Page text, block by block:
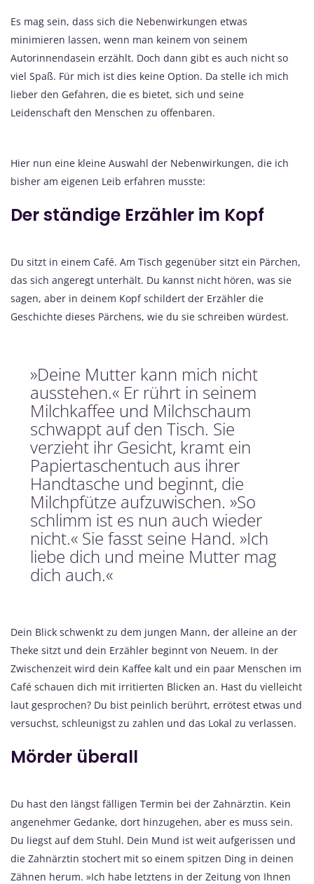
Es mag sein, dass sich die Nebenwirkungen etwas
minimieren lassen, wenn man keinem von seinem
Autorinnendasein erzählt. Doch dann gibt es auch nicht so
viel Spaß. Für mich ist dies keine Option. Da stelle ich mich
lieber den Gefahren, die es bietet, sich und seine
Leidenschaft den Menschen zu offenbaren.
Hier nun eine kleine Auswahl der Nebenwirkungen, die ich
bisher am eigenen Leib erfahren musste:
Der ständige Erzähler im Kopf
Du sitzt in einem Café. Am Tisch gegenüber sitzt ein Pärchen,
das sich angeregt unterhält. Du kannst nicht hören, was sie
sagen, aber in deinem Kopf schildert der Erzähler die
Geschichte dieses Pärchens, wie du sie schreiben würdest.
»Deine Mutter kann mich nicht
ausstehen.« Er rührt in seinem
Milchkaffee und Milchschaum
schwappt auf den Tisch. Sie
verzieht ihr Gesicht, kramt ein
Papiertaschentuch aus ihrer
Handtasche und beginnt, die
Milchpfütze aufzuwischen. »So
schlimm ist es nun auch wieder
nicht.« Sie fasst seine Hand. »Ich
liebe dich und meine Mutter mag
dich auch.«
Dein Blick schwenkt zu dem jungen Mann, der alleine an der
Theke sitzt und dein Erzähler beginnt von Neuem. In der
Zwischenzeit wird dein Kaffee kalt und ein paar Menschen im
Café schauen dich mit irritierten Blicken an. Hast du vielleicht
laut gesprochen? Du bist peinlich berührt, errötest etwas und
versuchst, schleunigst zu zahlen und das Lokal zu verlassen.
Mörder überall
Du hast den längst fälligen Termin bei der Zahnärztin. Kein
angenehmer Gedanke, dort hinzugehen, aber es muss sein.
Du liegst auf dem Stuhl. Dein Mund ist weit aufgerissen und
die Zahnärztin stochert mit so einem spitzen Ding in deinen
Zähnen herum. »Ich habe letztens in der Zeitung von Ihnen